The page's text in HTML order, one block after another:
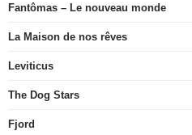
Fantômas – Le nouveau monde
La Maison de nos rêves
Leviticus
The Dog Stars
Fjord